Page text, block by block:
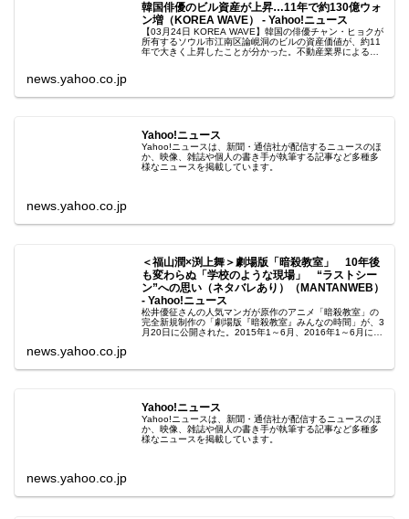
韓国俳優のビル資産が上昇…11年で約130億ウォ
ン増（KOREA WAVE） - Yahoo!ニュース
【03月24日 KOREA WAVE】韓国の俳優チャン・ヒョクが
所有するソウル市江南区論峴洞のビルの資産価値が、約11
年で大きく上昇したことが分かった。不動産業界による
news.yahoo.co.jp
Yahoo!ニュース
Yahoo!ニュースは、新聞・通信社が配信するニュースのほ
か、映像、雑誌や個人の書き手が執筆する記事など多種多
様なニュースを掲載しています。
news.yahoo.co.jp
＜福山潤×渕上舞＞劇場版「暗殺教室」 10年後
も変わらぬ「学校のような現場」 “ラストシー
ン”への思い（ネタバレあり）（MANTANWEB）
- Yahoo!ニュース
松井優征さんの人気マンガが原作のアニメ「暗殺教室」の
完全新規制作の「劇場版『暗殺教室』みんなの時間」が、3
月20日に公開された。2015年1～6月、2016年1～6月に放
news.yahoo.co.jp
Yahoo!ニュース
Yahoo!ニュースは、新聞・通信社が配信するニュースのほ
か、映像、雑誌や個人の書き手が執筆する記事など多種多
様なニュースを掲載しています。
news.yahoo.co.jp